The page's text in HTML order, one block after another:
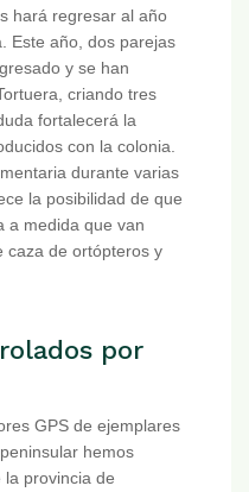
hará regresar al año
Este año, dos parejas
y se han
criando tres
fortalecerá la
con la colonia.
durante varias
la posibilidad de que
a medida que van
caza de ortópteros y
por
GPS de ejemplares
hemos
provincia de